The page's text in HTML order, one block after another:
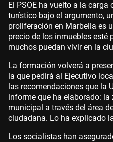
El PSOE ha vuelto a la
turístico bajo el argumento,
proliferación en Marbella es
precio de los inmuebles esté
muchos puedan vivir en la
La formación volverá a
la que pedirá al Ejecutivo
las recomendaciones que la
informe que ha elaborado:
municipal a través del área
ciudadana. Lo ha explicado
Los socialistas han